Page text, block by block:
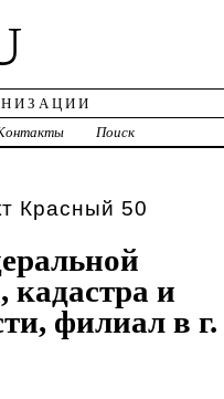
Поиск
Красный 50
кадастра и
филиал в г.